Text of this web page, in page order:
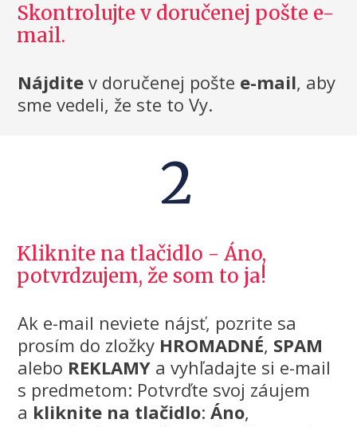
Skontrolujte v doručenej pošte e-
mail.
Nájdite v doručenej pošte e-mail, aby
sme vedeli, že ste to Vy.
2
Kliknite na tlačidlo - Áno,
potvrdzujem, že som to ja!
Ak e-mail neviete nájsť, pozrite sa
prosím do zložky HROMADNÉ, SPAM
alebo REKLAMY a vyhľadajte si e-mail
s predmetom: Potvrďte svoj záujem
a kliknite na tlačidlo:Áno,